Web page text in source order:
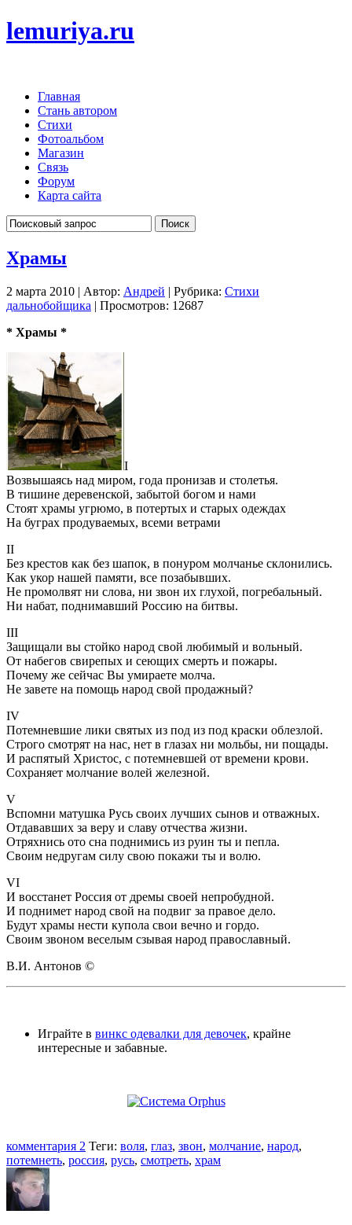
lemuriya.ru
Главная
Стань автором
Стихи
Фотоальбом
Магазин
Связь
Форум
Карта сайта
Храмы
2 марта 2010 | Автор: Андрей | Рубрика: Стихи
дальнобойщика | Просмотров: 12687
* Храмы *
I
Возвышаясь над миром, года пронизав и столетья.
В тишине деревенской, забытой богом и нами
Стоят храмы угрюмо, в потертых и старых одеждах
На буграх продуваемых, всеми ветрами
II
Без крестов как без шапок, в понуром молчанье склонились.
Как укор нашей памяти, все позабывших.
Не промолвят ни слова, ни звон их глухой, погребальный.
Ни набат, поднимавший Россию на битвы.
III
Защищали вы стойко народ свой любимый и вольный.
От набегов свирепых и сеющих смерть и пожары.
Почему же сейчас Вы умираете молча.
Не завете на помощь народ свой продажный?
IV
Потемневшие лики святых из под из под краски облезлой.
Строго смотрят на нас, нет в глазах ни мольбы, ни пощады.
И распятый Христос, с потемневшей от времени крови.
Сохраняет молчание волей железной.
V
Вспомни матушка Русь своих лучших сынов и отважных.
Отдававших за веру и славу отчества жизни.
Отряхнись ото сна поднимись из руин ты и пепла.
Своим недругам силу свою покажи ты и волю.
VI
И восстанет Россия от дремы своей непробудной.
И поднимет народ свой на подвиг за правое дело.
Будут храмы нести купола свои вечно и гордо.
Своим звоном веселым сзывая народ православный.
В.И. Антонов ©
Играйте в винкс одевалки для девочек, крайне
интересные и забавные.
комментария 2 Теги: воля, глаз, звон, молчание, народ,
потемнеть, россия, русь, смотреть, храм